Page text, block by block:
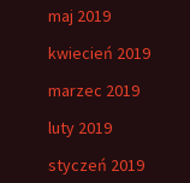
maj 2019
kwiecień 2019
marzec 2019
luty 2019
styczeń 2019